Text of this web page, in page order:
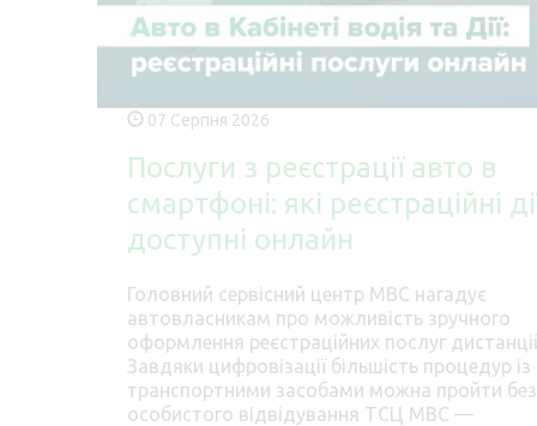
07 Серпня 2026
Послуги з реєстрації авто в
смартфоні: які реєстраційні
доступні онлайн
Головний сервісний центр МВС нагадує
автовласникам про можливість зручного
оформлення реєстраційних послуг
Завдяки цифровізації більшість процедур із
транспортними засобами можна пройти без
особистого відвідування ТСЦ МВС —